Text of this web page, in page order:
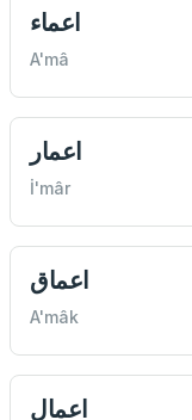
اعماء
A'mâ
اعمار
İ'mâr
اعماق
A'mâk
اعمال